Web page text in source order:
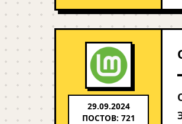
29.09.2024
ПОСТОВ: 721